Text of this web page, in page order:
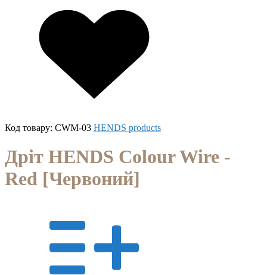
Код товару: CWM-03 HENDS products
Дріт HENDS Colour Wire -
Red [Червоний]